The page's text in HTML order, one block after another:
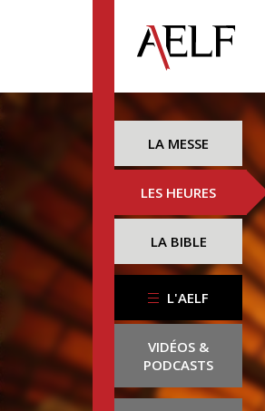
LA MESSE
LES HEURES
LA BIBLE
L'AELF
VIDÉOS &
PODCASTS